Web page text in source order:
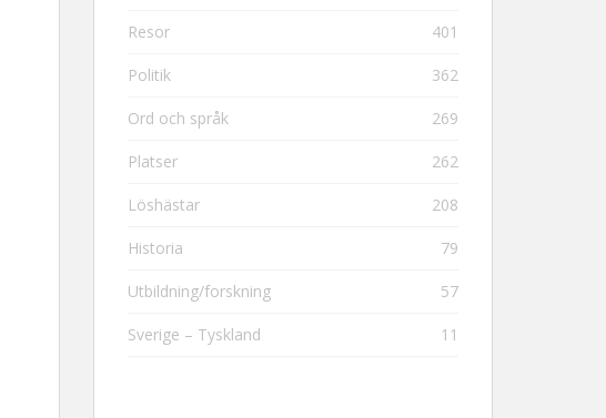
Resor 401
Politik 362
Ord och språk 269
Platser 262
Löshästar 208
Historia 79
Utbildning/forskning 57
Sverige – Tyskland 11